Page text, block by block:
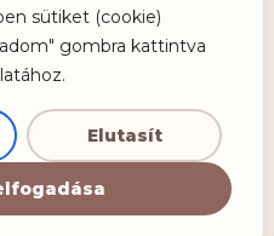
sütiket (cookie)
gombra kattintva
Elutasít